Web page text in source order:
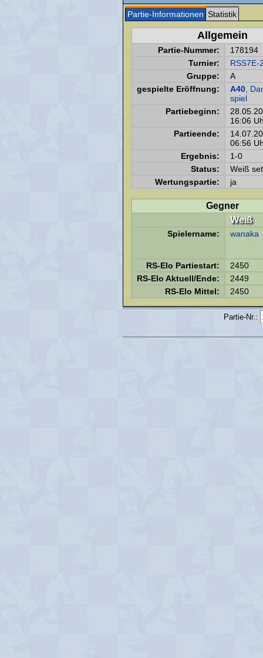
Partie-Informationen Statistik
Allgemein
Partie-Nummer:
178194
Turnier:
RSS7E-
Gruppe:
A
gespielte Eröffnung:
A40 ,
spiel
Partiebeginn:
16:06
Partieende:
06:56
Ergebnis:
1-0
Status:
Weiß
Wertungspartie:
ja
Gegner
Weiß
Spielername: wanaka
RS-Elo Partiestart:
2450
RS-Elo Aktuell/Ende:
2449
RS-Elo Mittel:
2450
Partie-Nr.: